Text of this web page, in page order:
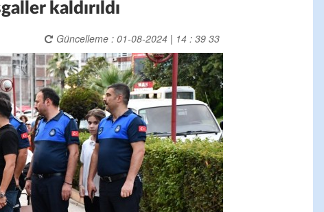
kaldırıldı
Güncelleme : 01-08-2024 | 14 : 39 33